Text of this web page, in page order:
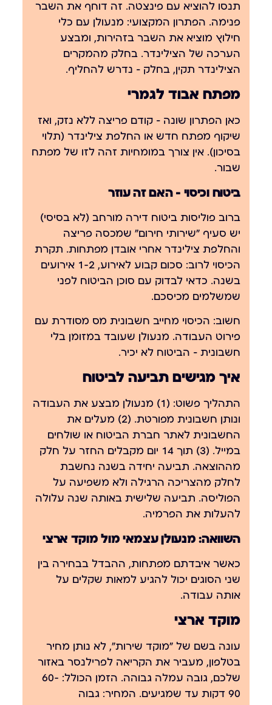
תנסו להוציא עם פינצטה. זה דוחף את השבר
פנימה. הפתרון המקצועי: מנעולן עם כלי
חילוץ מוציא את השבר בזהירות, ומבצע
הערכה של הצילינדר. בחלק מהמקרים
הצילינדר תקין, בחלק — נדרש להחליף.
מפתח אבוד לגמרי
כאן הפתרון שונה — קודם פריצה ללא נזק, ואז
שיקוף מפתח חדש או החלפת צילינדר (תלוי
בסיכון). אין צורך במומחיות זהה לזו של מפתח
שבור.
ביטוח וכיסוי — האם זה עוזר
ברוב פוליסות ביטוח דירה מורחב (לא בסיסי)
יש סעיף "שירותי חירום" שמכסה פריצה
והחלפת צילינדר אחרי אובדן מפתחות. תקרת
הכיסוי לרוב: סכום קבוע לאירוע, 1-2 אירועים
בשנה. כדאי לבדוק עם סוכן הביטוח לפני
שמשלמים מכיסכם.
חשוב: הכיסוי מחייב חשבונית מס מסודרת עם
פירוט העבודה. מנעולן שעובד במזומן בלי
חשבונית — הביטוח לא יכיר.
איך מגישים תביעה לביטוח
התהליך פשוט: (1) מנעולן מבצע את העבודה
ונותן חשבונית מפורטת. (2) מעלים את
החשבונית לאתר חברת הביטוח או שולחים
במייל. (3) תוך 14 יום מקבלים החזר על חלק
מההוצאה. תביעה יחידה בשנה נחשבת
לחלק מהצריכה הרגילה ולא משפיעה על
הפוליסה. תביעה שלישית באותה שנה עלולה
להעלות את הפרמיה.
השוואה: מנעולן עצמאי מול מוקד ארצי
כאשר איבדתם מפתחות, ההבדל בבחירה בין
שני הסוגים יכול להגיע למאות שקלים על
אותה עבודה.
מוקד ארצי
עונה בשם של "מוקד שירות", לא נותן מחיר
בטלפון, מעביר את הקריאה לפרילנסר באזור
שלכם, גובה עמלה גבוהה. הזמן הכולל: 60-
90 דקות עד שמגיעים. המחיר: גבוה